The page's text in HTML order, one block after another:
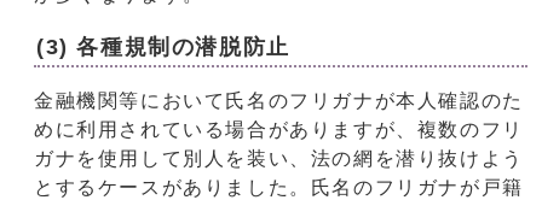
(3) 各種規制の潜脱防止
金融機関等において氏名のフリガナが本人確認のた
めに利用されている場合がありますが、複数のフリ
ガナを使用して別人を装い、法の網を潜り抜けよう
とするケースがありました。氏名のフリガナが戸籍